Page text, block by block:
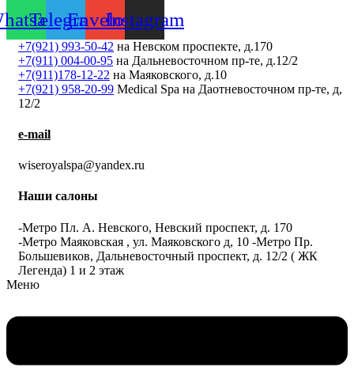
TelegramEnvelopeInstagram
+7(921) 993-50-42 на Невском проспекте, д.170
+7(911) 004-00-95 на Дальневосточном пр-те, д.12/2
+7(911)178-12-22 на Маяковского, д.10
+7(921) 958-20-99 Medical Spa на Даотневосточном пр-те, д,
12/2
e-mail
wiseroyalspa@yandex.ru
Наши салоны
-Метро Пл. А. Невского, Невский проспект, д. 170
-Метро Маяковская , ул. Маяковского д, 10 -Метро Пр.
Большевиков, Дальневосточный проспект, д. 12/2 ( ЖК
Легенда) 1 и 2 этаж
Меню